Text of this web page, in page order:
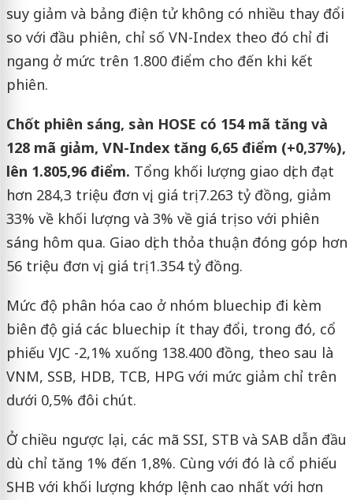
suy giảm và bảng điện tử không có nhiều thay đổi
so với đầu phiên, chỉ số VN-Index theo đó chỉ đi
ngang ở mức trên 1.800 điểm cho đến khi kết
phiên.
Chốt phiên sáng, sàn HOSE có 154 mã tăng và
128 mã giảm, VN-Index tăng 6,65 điểm (+0,37%),
lên 1.805,96 điểm. Tổng khối lượng giao dịch đạt
hơn 284,3 triệu đơn vị, giá trị 7.263 tỷ đồng, giảm
33% về khối lượng và 3% về giá trị so với phiên
sáng hôm qua. Giao dịch thỏa thuận đóng góp hơn
56 triệu đơn vị, giá trị 1.354 tỷ đồng.
Mức độ phân hóa cao ở nhóm bluechip đi kèm
biên độ giá các bluechip ít thay đổi, trong đó, cổ
phiếu VJC -2,1% xuống 138.400 đồng, theo sau là
VNM, SSB, HDB, TCB, HPG với mức giảm chỉ trên
dưới 0,5% đôi chút.
Ở chiều ngược lại, các mã SSI, STB và SAB dẫn đầu
dù chỉ tăng 1% đến 1,8%. Cùng với đó là cổ phiếu
SHB với khối lượng khớp lệnh cao nhất với hơn